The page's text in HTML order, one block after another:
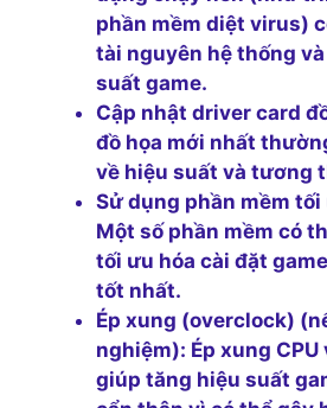
phần mềm diệt virus)
tài nguyên hệ thống
suất game.
Cập nhật driver card
đồ họa mới nhất
về hiệu suất và tương
Sử dụng phần mềm tối
Một số phần mềm có
tối ưu hóa cài đặt
tốt nhất.
Ép xung (overclock)
nghiệm): Ép xung CPU
giúp tăng hiệu suất